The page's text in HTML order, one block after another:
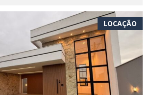
LOCAÇÃO